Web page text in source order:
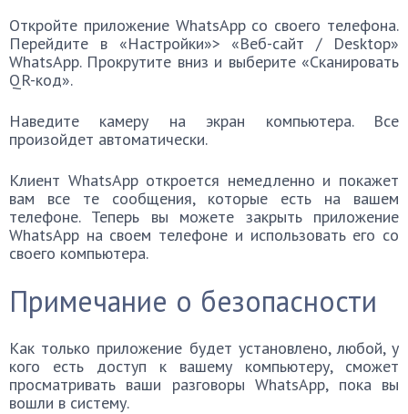
Откройте приложение WhatsApp со своего телефона.
Перейдите в «Настройки»> «Веб-сайт / Desktop»
WhatsApp. Прокрутите вниз и выберите «Сканировать
QR-код».
Наведите камеру на экран компьютера. Все
произойдет автоматически.
Клиент WhatsApp откроется немедленно и покажет
вам все те сообщения, которые есть на вашем
телефоне. Теперь вы можете закрыть приложение
WhatsApp на своем телефоне и использовать его со
своего компьютера.
Примечание о безопасности
Как только приложение будет установлено, любой, у
кого есть доступ к вашему компьютеру, сможет
просматривать ваши разговоры WhatsApp, пока вы
вошли в систему.